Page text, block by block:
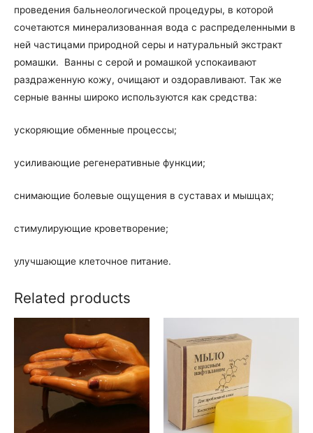
проведения бальнеологической процедуры, в которой
сочетаются минерализованная вода с распределенными в
ней частицами природной серы и натуральный экстракт
ромашки. Ванны с серой и ромашкой успокаивают
раздраженную кожу, очищают и оздоравливают. Так же
серные ванны широко используются как средства:
ускоряющие обменные процессы;
усиливающие регенеративные функции;
снимающие болевые ощущения в суставах и мышцах;
стимулирующие кроветворение;
улучшающие клеточное питание.
Related products